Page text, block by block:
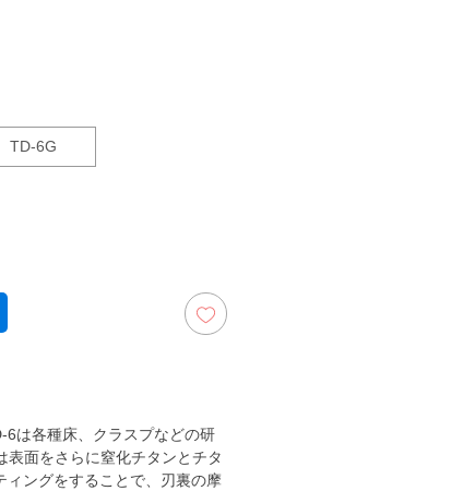
TD-6G
6は各種床、クラスプなどの研
表面をさらに窒化チタンとチタ
ィングをすることで、刃裏の摩